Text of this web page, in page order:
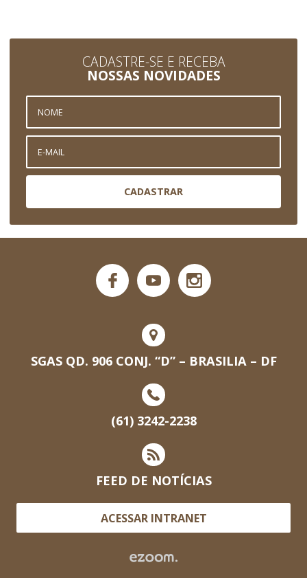
CADASTRE-SE E RECEBA
NOSSAS NOVIDADES
CADASTRAR
SGAS QD. 906 CONJ. “D” – BRASILIA – DF
(61) 3242-2238
FEED DE NOTÍCIAS
ACESSAR INTRANET